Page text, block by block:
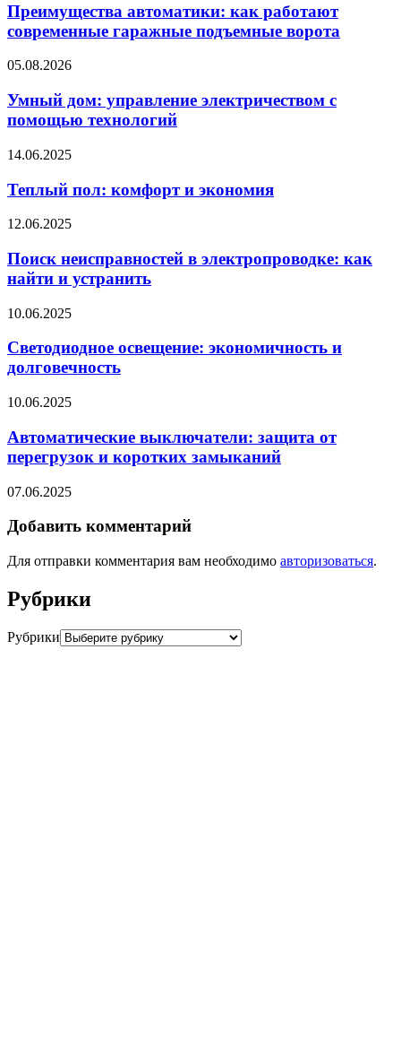
Преимущества автоматики: как работают
современные гаражные подъемные ворота
05.08.2026
Умный дом: управление электричеством с
помощью технологий
14.06.2025
Теплый пол: комфорт и экономия
12.06.2025
Поиск неисправностей в электропроводке: как
найти и устранить
10.06.2025
Светодиодное освещение: экономичность и
долговечность
10.06.2025
Автоматические выключатели: защита от
перегрузок и коротких замыканий
07.06.2025
Добавить комментарий
Для отправки комментария вам необходимо авторизоваться.
Рубрики
Рубрики